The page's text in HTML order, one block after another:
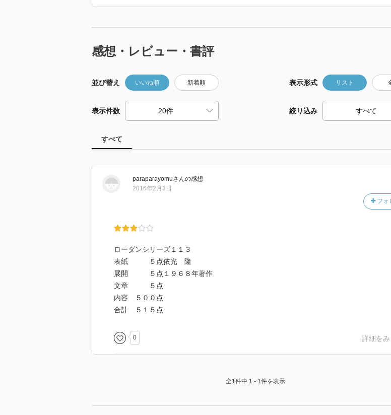
感想・レビュー・書評
並び替え いいね順 新着順 表示形式 リスト
表示件数 絞り込み
すべて
paraparayomuさんの感想
フォ
2016年2月3日
ローダンシリーズ１１３
表紙 ５点依光 隆
展開 ５点１９６８年著作
文章 ５点
内容 ５００点
合計 ５１５点
0 詳細をみ
全1件中 1 - 1件を表示